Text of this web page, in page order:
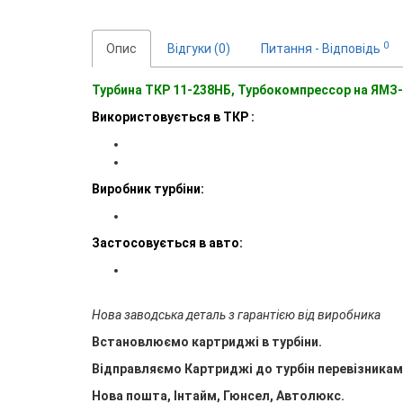
Опис Відгуки (0) Питання - Відповідь 0
Турбина ТКР 11-238НБ, Турбокомпрессор на
Використовується в ТКР :
Виробник турбіни:
Застосовується в авто:
Нова заводська деталь з гарантією від виробника
Встановлюємо картриджі в турбіни.
Відправляємо Картриджі до турбін
Нова пошта, Інтайм, Гюнсел, Автолюкс.